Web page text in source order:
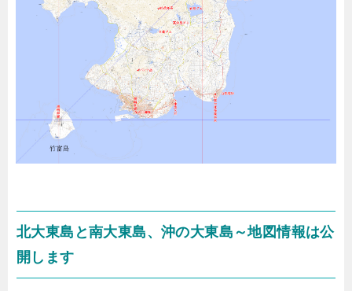
北大東島と南大東島、沖の大東島～地図情報は公
開します